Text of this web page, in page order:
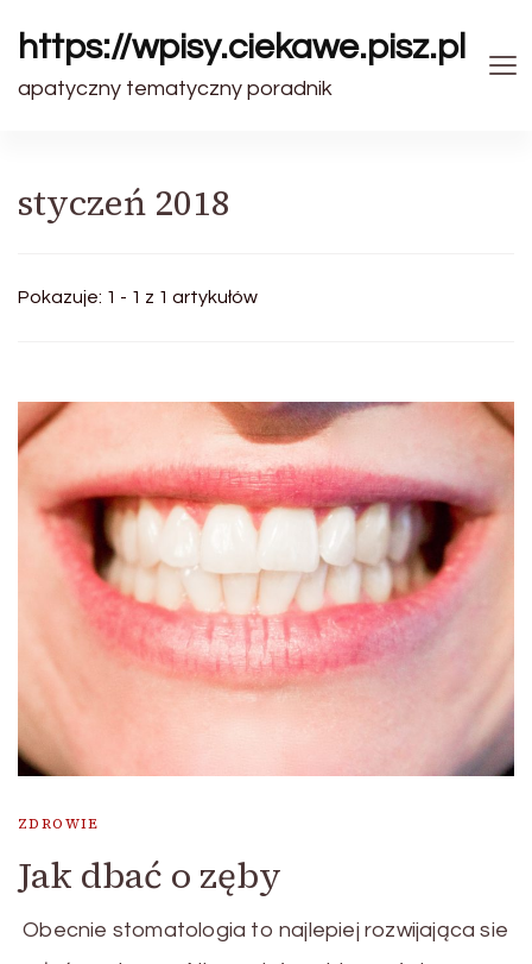
https://wpisy.ciekawe.pisz.pl
apatyczny tematyczny poradnik
styczeń 2018
Pokazuje: 1 - 1 z 1 artykułów
ZDROWIE
Jak dbać o zęby
Obecnie stomatologia to najlepiej rozwijająca sie